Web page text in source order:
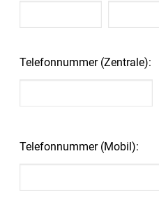
Telefonnummer (Zentrale):
Telefonnummer (Mobil):